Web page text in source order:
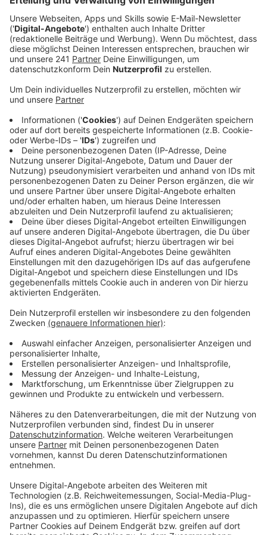
Schwimmbädern wieder wärmere Becken und mehr
zu erleben.
Veröffentlicht:Freitag, 21.04.2023 13:16
Anzeige
Das Bibbern in den Schwimmbädern hat ein Ende: Ab
morgen werden die Wassertemperaturen im Calevornia
in Küppersteg und im Schwimmbad Wiembachtal in
Opladen wieder auf Normalniveau erhöht. Gleichzeitig
geht auch das Solebecken wieder in Betrieb und wir
können uns durch den Strömungskanal treiben oder an
den Massagedrüsen verwöhnen lassen. Außerdem
werden die Öffnungszeiten für die gelbe
Röhrenrutsche wieder erweitert – ebenso für die
Parksauna. Die bleibt nur montags weiterhin
geschlossen. Die Großrutsche wird in der Woche ab 14
Uhr und an Wochenenden, in den Ferien oder an
Feiertagen bereits um 9 Uhr in Betrieb genommen. Die
geöffnet. Dafür wird nunmehr jeden 1. Freitag im
Monat wieder eine lange Saunanacht angeboten, los
geht’s damit am 5. Mai.
Anzeige
Weitere Meldungen aus Leverkusen
Anzeige
Leverkusen: Steigende Mieten beim Gemeinnützigen
Bauverein
Bäckereien in Leverkusen bleiben stabil